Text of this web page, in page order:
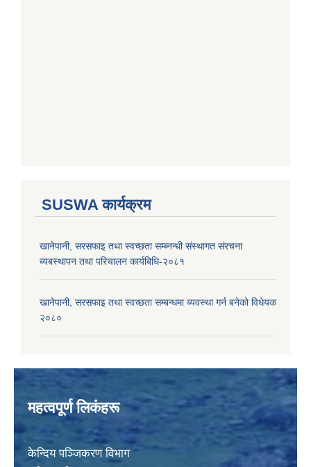
SUSWA कार्यक्रम
खानेपानी, सरसफाइ तथा स्वच्छता सम्ब्नन्धी संस्थागत संरचना
ब्यबस्थापन तथा परिचालन कार्यबिधि-२०८१
खानेपानी, सरसफाइ तथा स्वच्छता सम्बन्धमा ब्यवस्था गर्न बनेको विधेयक
२०८०
महत्वपूर्ण लिकंहरू
केन्दिय पञ्जिकरण विभाग